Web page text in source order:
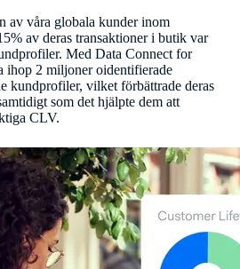
av våra globala kunder inom
av deras transaktioner i butik var
Med Data Connect for
ihop 2 miljoner oidentifierade
kundprofiler, vilket förbättrade deras
som det hjälpte dem att
CLV.